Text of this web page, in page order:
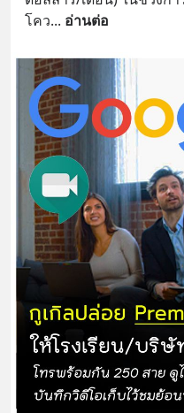
โคว... อ่านต่อ